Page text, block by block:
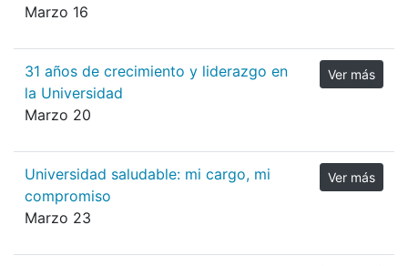
Marzo 16
31 años de crecimiento y liderazgo en
la Universidad
Marzo 20
Ver más
Universidad saludable: mi cargo, mi
compromiso
Marzo 23
Ver más